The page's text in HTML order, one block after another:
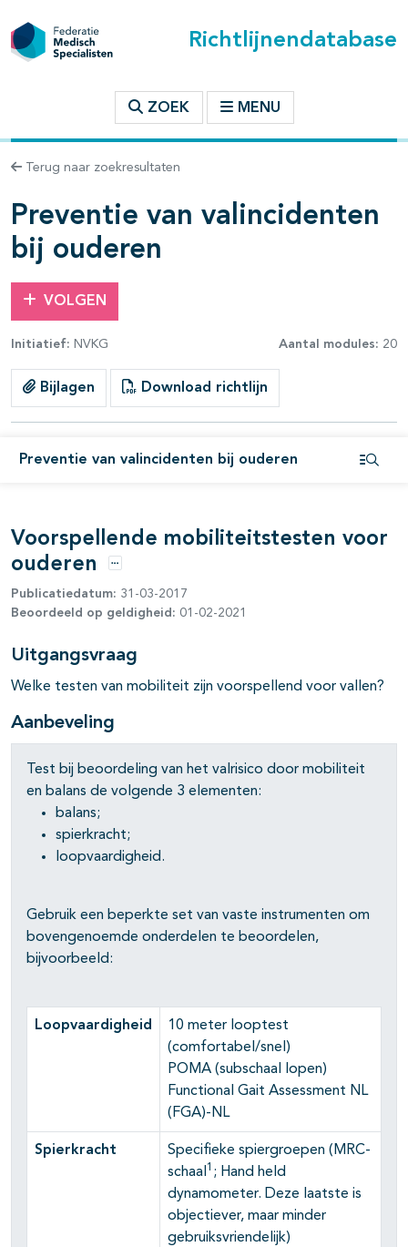
Richtlijnendatabase
ZOEK MENU
Terug naar zoekresultaten
Preventie van valincidenten
bij ouderen
VOLGEN
Initiatief: NVKG Aantal modules: 20
Bijlagen Download richtlijn
Preventie van valincidenten bij ouderen
binnen deze richtlijn
open- en dichtklappen
Voorspellende mobiliteitstesten voor
ouderen
Opties
Publicatiedatum: 31-03-2017
Beoordeeld op geldigheid: 01-02-2021
Uitgangsvraag
Welke testen van mobiliteit zijn voorspellend voor vallen?
Aanbeveling
Test bij beoordeling van het valrisico door mobiliteit
en balans de volgende 3 elementen:
balans;
spierkracht;
loopvaardigheid.
Gebruik een beperkte set van vaste instrumenten om
bovengenoemde onderdelen te beoordelen,
bijvoorbeeld:
Loopvaardigheid
10 meter looptest
(comfortabel/snel)
POMA (subschaal lopen)
Functional Gait Assessment NL
(FGA)-NL
Spierkracht
Specifieke spiergroepen (MRC-
schaal 1 ; Hand held
dynamometer. Deze laatste is
objectiever, maar minder
gebruiksvriendelijk)